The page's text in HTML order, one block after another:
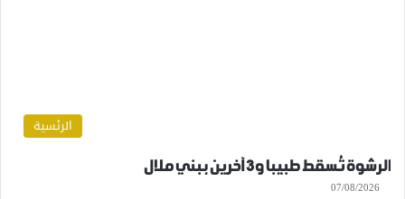
الرئسية
الرشوة تُسقط طبيبا و3 آخرين ببني ملال
07/08/2026